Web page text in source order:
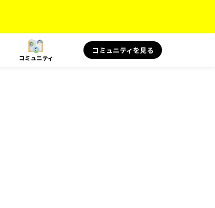
コミュニティ
コミュニティを見る